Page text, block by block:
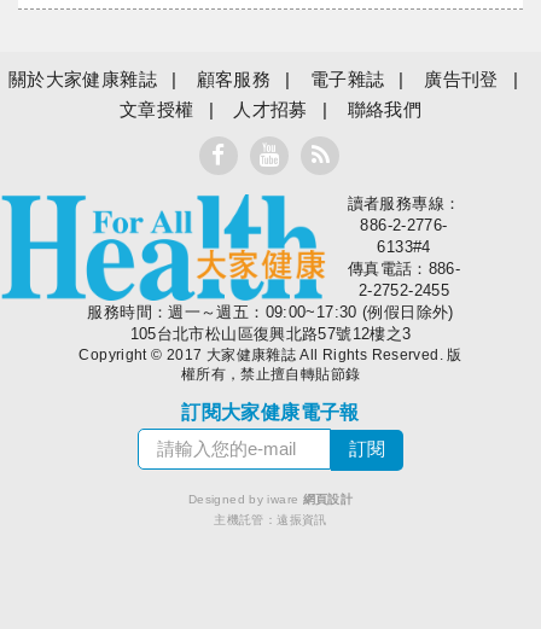
關於大家健康雜誌 顧客服務 電子雜誌
廣告刊登
文章授權
人才招募 聯絡我們
大家健康
讀者服務專線：
886-2-2776-
6133#4
傳真電話：886-
2-2752-2455
服務時間：週一～週五：09:00~17:30 (例假日除外)
105台北市松山區復興北路57號12樓之3
Copyright © 2017 大家健康雜誌 All Rights Reserved. 版
權所有，禁止擅自轉貼節錄
訂閱大家健康電子報
Designed by iware 網頁設計
主機託管：遠振資訊